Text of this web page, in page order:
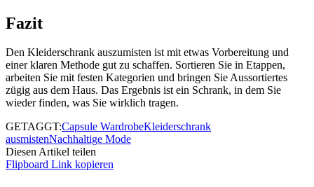
Fazit
Den Kleiderschrank auszumisten ist mit etwas Vorbereitung und
einer klaren Methode gut zu schaffen. Sortieren Sie in Etappen,
arbeiten Sie mit festen Kategorien und bringen Sie Aussortiertes
zügig aus dem Haus. Das Ergebnis ist ein Schrank, in dem Sie
wieder finden, was Sie wirklich tragen.
GETAGGT:Capsule WardrobeKleiderschrank
ausmistenNachhaltige Mode
Diesen Artikel teilen
Flipboard Link kopieren